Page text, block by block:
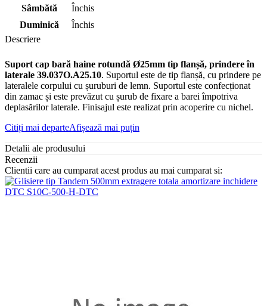
Sâmbătă
Închis
Duminică
Închis
Descriere
Suport cap bară haine rotundă Ø25mm tip flanșă, prindere în
laterale 39.037O.A25.10. Suportul este de tip flanșă, cu prindere pe
lateralele corpului cu șuruburi de lemn. Suportul este confecționat
din zamac și este prevăzut cu șurub de fixare a barei împotriva
deplasărilor laterale. Finisajul este realizat prin acoperire cu nichel.
Citiți mai departeAfișează mai puțin
Detalii ale produsului
Recenzii
Clientii care au cumparat acest produs au mai cumparat si: